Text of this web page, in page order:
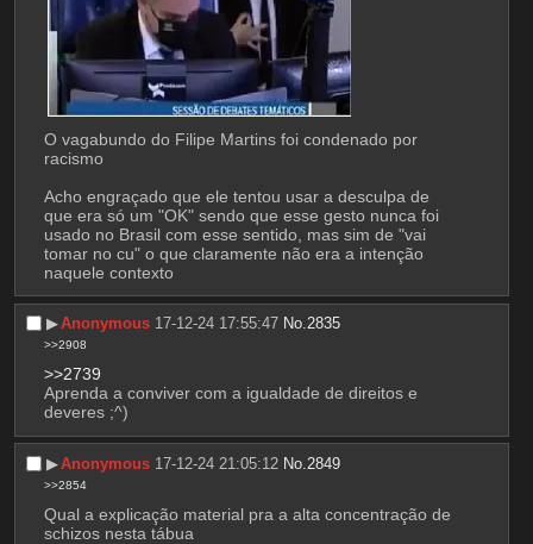
O vagabundo do Filipe Martins foi condenado por
racismo
Acho engraçado que ele tentou usar a desculpa de
que era só um "OK" sendo que esse gesto nunca foi
usado no Brasil com esse sentido, mas sim de "vai
tomar no cu" o que claramente não era a intenção
naquele contexto
▶︎Anonymous 17-12-24 17:55:47 No.2835
>>2908
>>2739
Aprenda a conviver com a igualdade de direitos e
deveres ;^)
▶︎Anonymous 17-12-24 21:05:12 No. 2849
>>2854
Qual a explicação material pra a alta concentração de
schizos nesta tábua